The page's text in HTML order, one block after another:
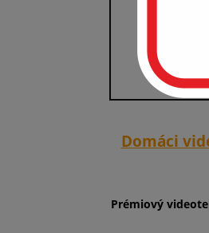
Domáci
Prémiový